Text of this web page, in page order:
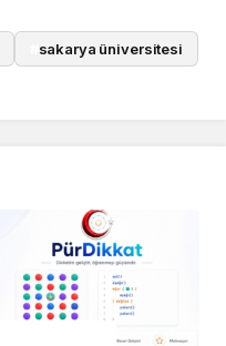
sakarya üniversitesi